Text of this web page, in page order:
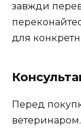
завжди
для
Перед